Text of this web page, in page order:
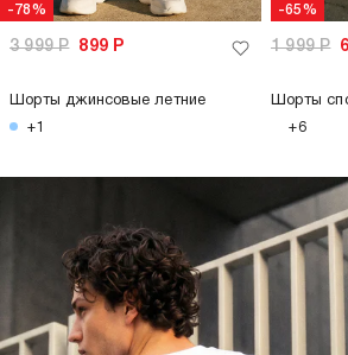
-78%
3 999Р 899 Р
Шорты джинсовые летние
+1
-65%
1 999Р
Шорты
+6